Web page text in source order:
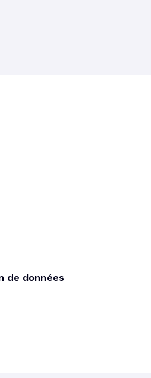
de données